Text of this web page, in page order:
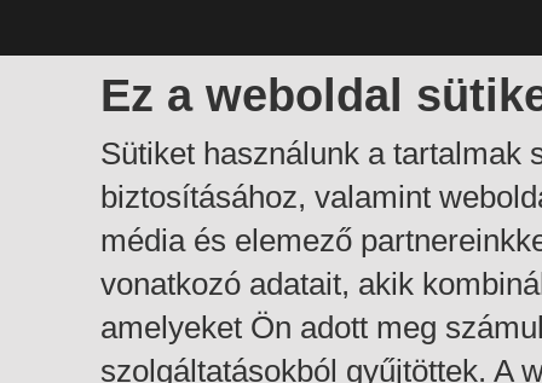
Ez a weboldal
Sütiket használunk a tartalmak
biztosításához, valamint
média és elemező
vonatkozó adatait, akik
amelyeket Ön adott meg
szolgáltatásokból gyűjtöttek. A